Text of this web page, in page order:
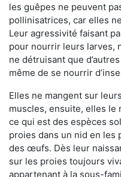
les guêpes ne peuvent
pollinisatrices, car elles
Leur agressivité faisant
pour nourrir leurs larves,
ne détruisant que
même de se nourrir
Elles ne mangent sur
muscles, ensuite, elles le
ce qui est des espèces
proies dans un nid en les
des œufs. Dès leur
sur les proies toujours
appartenant à la sous-